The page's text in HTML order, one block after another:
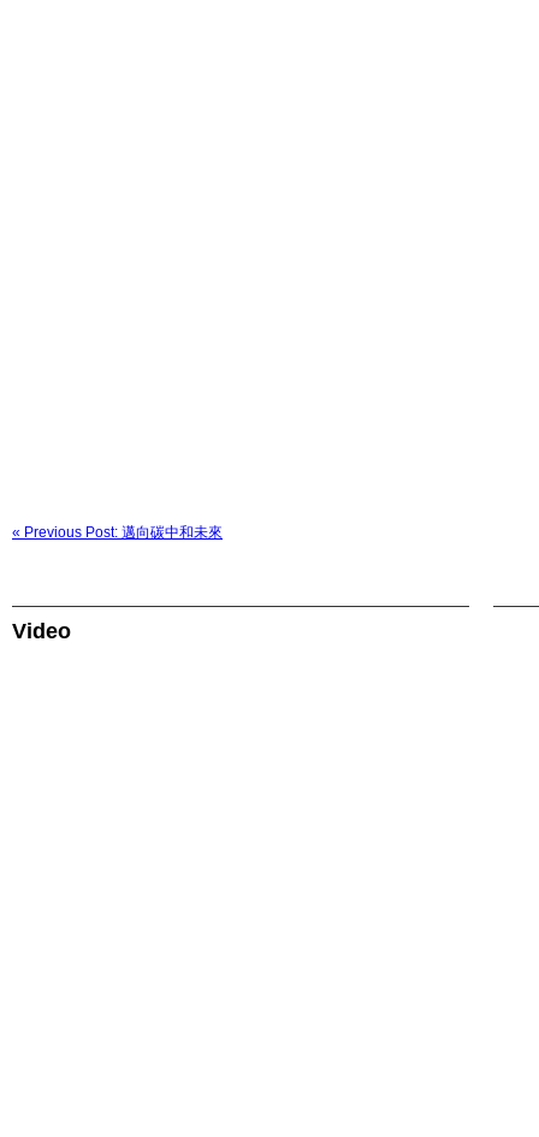
« Previous Post: 邁向碳中和未來
Video